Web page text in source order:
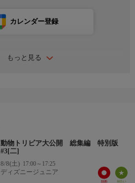
もっと見る
カレンダー登録
動物トリビア大公開 総集編 特別版
#3[二]
8/8(土) 17:00～17:25
ディズニージュニア